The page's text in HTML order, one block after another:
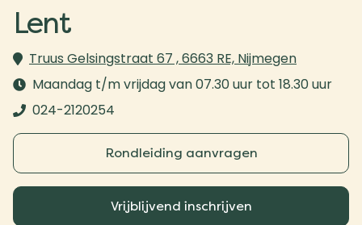
Lent
Truus Gelsingstraat 67 , 6663 RE, Nijmegen
Maandag t/m vrijdag van 07.30 uur tot 18.30 uur
024-2120254
Rondleiding aanvragen
Vrijblijvend inschrijven